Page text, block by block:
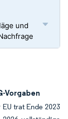
und
Vorgaben
trat Ende 2023